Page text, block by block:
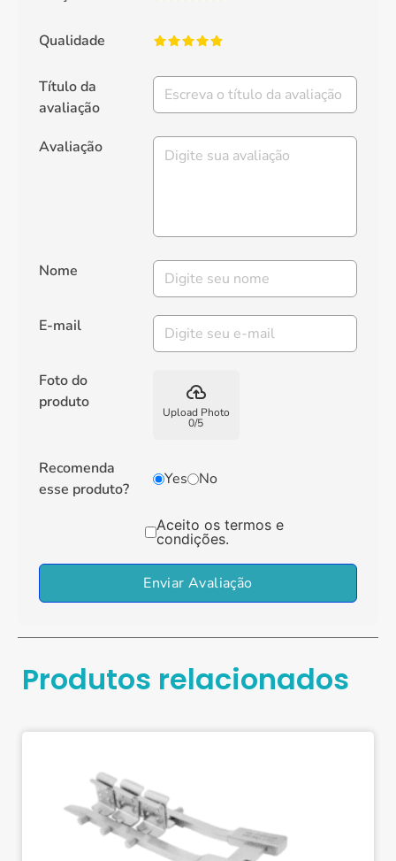
Qualidade
Título da
avaliação
Avaliação
Nome
E-mail
Foto do
produto
backup
Upload Photo
0/5
Recomenda
esse produto?
Yes No
Aceito os termos e
condições.
Enviar Avaliação
Produtos relacionados